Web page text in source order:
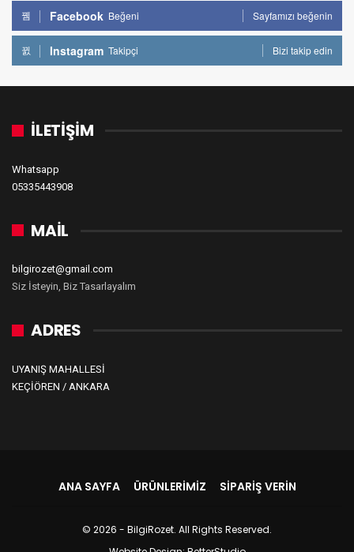
Facebook Beğeni Sayfamızı beğenin
Instagram Takipçi Bizi takip edin
İLETİŞİM
Whatsapp
05335443908
MAİL
bilgirozet@gmail.com
Siz İsteyin, Biz Tasarlayalım
ADRES
UYANIŞ MAHALLESİ
KEÇİÖREN / ANKARA
ANA SAYFA ÜRÜNLERIMIZ SIPARIŞ VERIN
© 2026 - BilgiRozet. All Rights Reserved.